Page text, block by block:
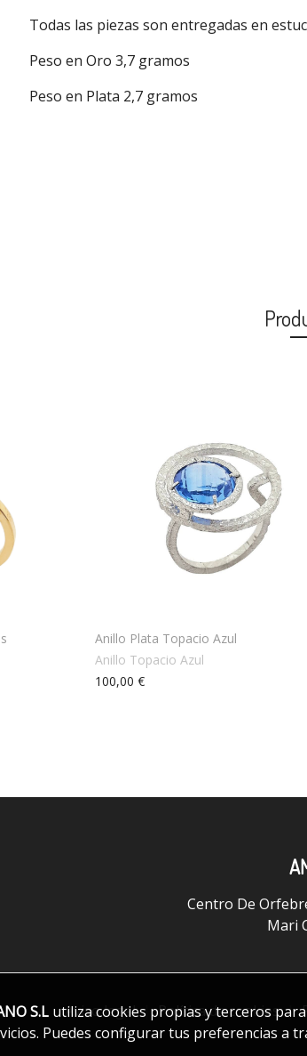
Todas las piezas son entregadas en
Peso en Oro 3,7 gramos
Peso en Plata 2,7 gramos
Anillo Plata Topacio Azul
Anillo Topacio Azul
100,00 €
Centro De
Mari
Aviso legal | Política de cookies|
S.L utiliza cookies propias y terceros
Puedes configurar tus preferencias a